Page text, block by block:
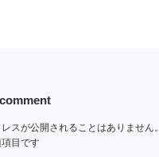
スが公開されることはありません。
目です